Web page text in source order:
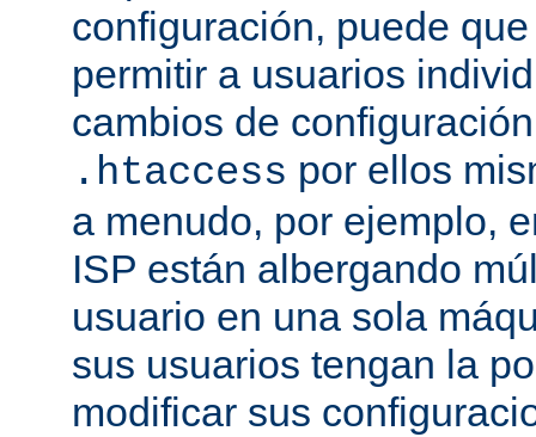
configuración, puede
permitir a usuarios
cambios de
.htaccess por ellos
a menudo, por ejemplo,
ISP están albergando
usuario en una sola
sus usuarios tengan la
modificar sus